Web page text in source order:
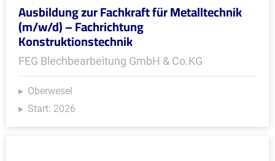
Ausbildung zur Fachkraft für Metalltechnik
(m/w/d) – Fachrichtung
Konstruktionstechnik
FEG Blechbearbeitung GmbH & Co.KG
Oberwesel
Start: 2026